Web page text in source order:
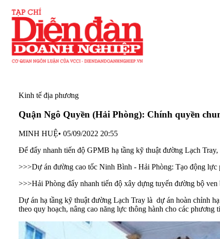
Kinh tế địa phương
Quận Ngô Quyền (Hải Phòng): Chính quyền
MINH HUỆ• 05/09/2022 20:55
Để đẩy nhanh tiến độ GPMB hạ tầng kỹ thuật đường Lạch
>>>Dự án đường cao tốc Ninh Bình - Hải Phòng: Tạo động lực
>>>Hải Phòng đẩy nhanh tiến độ xây dựng tuyến đường bộ ven
Dự án hạ tầng kỹ thuật đường Lạch Tray là dự án hoàn chỉnh
theo quy hoạch, nâng cao năng lực thông hành cho các